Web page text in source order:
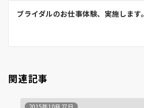
ン
ブライダルのお仕事体験、実施します。
関連記事